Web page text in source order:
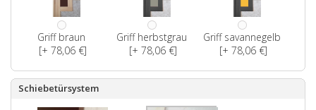
Griff braun
[+ 78,06 €]
Griff herbstgrau
[+ 78,06 €]
Griff savannegelb
[+ 78,06 €]
Schiebetürsystem